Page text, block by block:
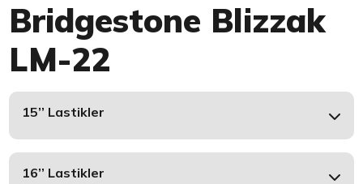
Bridgestone Blizzak
LM-22
15’’ Lastikler
16’’ Lastikler